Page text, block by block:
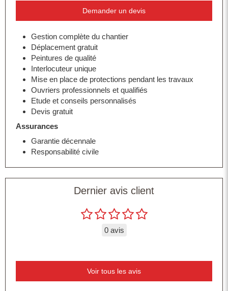
Demander un devis
Gestion complète du chantier
Déplacement gratuit
Peintures de qualité
Interlocuteur unique
Mise en place de protections pendant les travaux
Ouvriers professionnels et qualifiés
Etude et conseils personnalisés
Devis gratuit
Assurances
Garantie décennale
Responsabilité civile
Dernier avis client
0 avis
Voir tous les avis